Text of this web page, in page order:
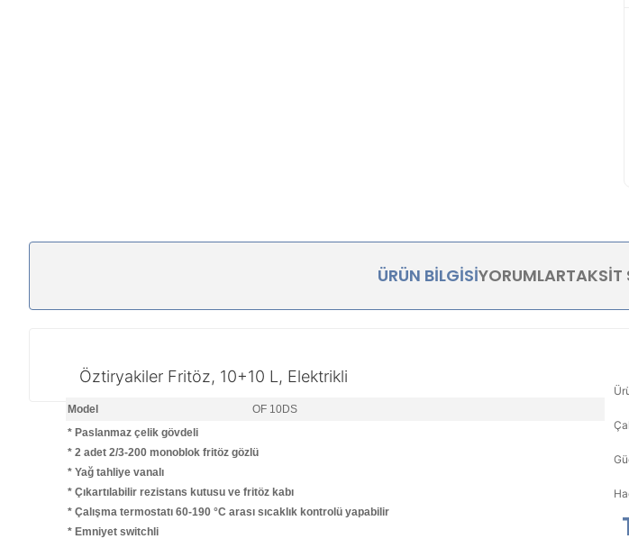
ÜRÜN BILGISIYORUMLARTAKSIT
Öztiryakiler Fritöz, 10+10 L, Elektrikli
Model
OF 10DS
* Paslanmaz çelik gövdeli
* 2 adet 2/3-200 monoblok fritöz gözlü
* Yağ tahliye vanalı
* Çıkartılabilir rezistans kutusu ve fritöz kabı
* Çalışma termostatı 60-190 °C arası sıcaklık kontrolü yapabilir
* Emniyet switchli